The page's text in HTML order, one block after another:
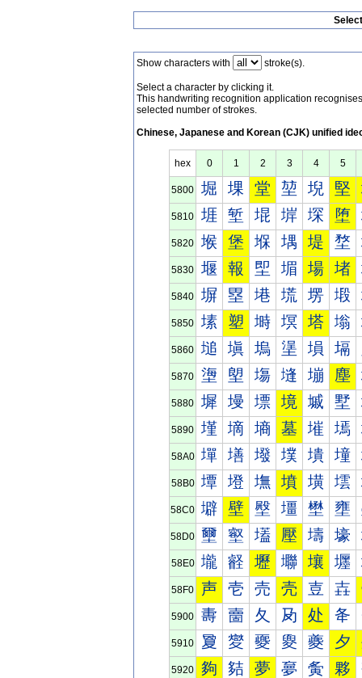
Show characters with stroke(s).
Select a character by clicking it.
This handwriting recognition application
selected number of strokes.
Chinese, Japanese and Korean (CJK) unified
hex 0 1 2 3 4 5
5800 堀 堁 堂 堃 堄 堅
5810 堐 堑 堒 堓 堔 堕
5820 堠 堡 堢 堣 堤 堥
5830 堰 報 堲 堳 場 堵
5840 塀 塁 塂 塃 塄 塅
5850 塐 塑 塒 塓 塔 塕
5860 塠 塡 塢 塣 塤 塥
5870 塰 塱 塲 塳 塴 塵
5880 墀 墁 墂 境 墄 墅
5890 墐 墑 墒 墓 墔 墕
58A0 墠 墡 墢 墣 墤 墥
58B0 墰 墱 墲 墳 墴 墵
58C0 壀 壁 壂 壃 壄 壅
58D0 壐 壑 壒 壓 壔 壕
58E0 壠 壡 壢 壣 壤 壥
58F0 声 壱 売 壳 壴 壵
5900 夀 夁 夂 夃 处 夅
5910 夐 夑 夒 夓 夔 夕
5920 夠 夡 夢 夣 夤 夥